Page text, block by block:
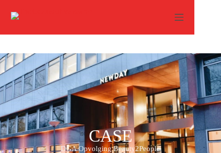
CASE
DGA Opvolging Beauty2People